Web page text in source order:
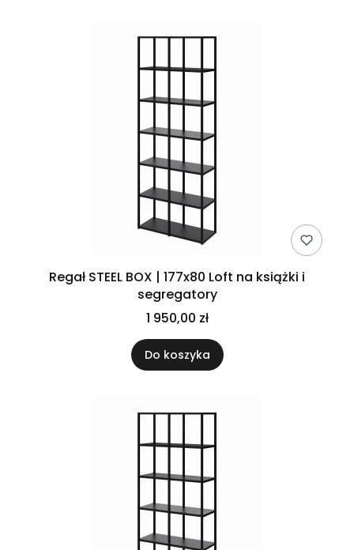
Regał STEEL BOX | 177x80 Loft na książki i
segregatory
1 950,00 zł
Do koszyka